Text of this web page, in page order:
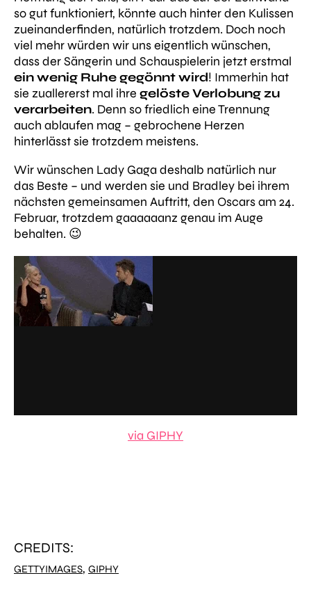
so gut funktioniert, könnte auch hinter den Kulissen
zueinanderfinden, natürlich trotzdem. Doch noch
viel mehr würden wir uns eigentlich wünschen,
dass der Sängerin und Schauspielerin jetzt erstmal
ein wenig Ruhe gegönnt wird! Immerhin hat
sie zuallererst mal ihre gelöste Verlobung zu
verarbeiten. Denn so friedlich eine Trennung
auch ablaufen mag – gebrochene Herzen
hinterlässt sie trotzdem meistens.
Wir wünschen Lady Gaga deshalb natürlich nur
das Beste – und werden sie und Bradley bei ihrem
nächsten gemeinsamen Auftritt, den Oscars am 24.
Februar, trotzdem gaaaaaanz genau im Auge
behalten. 😉
via GIPHY
CREDITS:
GETTYIMAGES, GIPHY